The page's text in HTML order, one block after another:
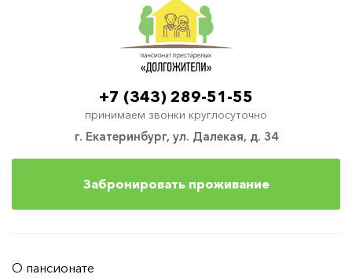
г. Екатеринбург, ул. Далекая, д. 34
+7 (343) 289-51-55
принимаем звонки круглосуточно
Забронировать проживание
О пансионате